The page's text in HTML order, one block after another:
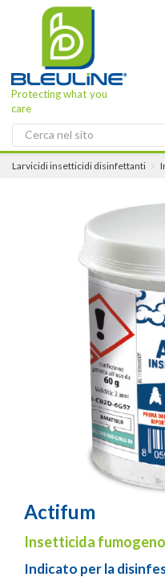
Protecting what you
care
Larvicidi insetticidi disinfettanti
Actifum
Insetticida fumogeno
Indicato per la